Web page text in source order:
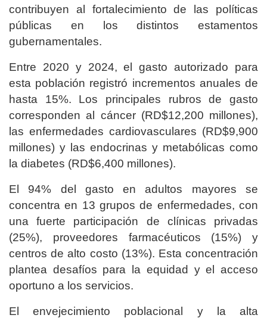
contribuyen al fortalecimiento de las políticas
públicas en los distintos estamentos
gubernamentales.
Entre 2020 y 2024, el gasto autorizado para
esta población registró incrementos anuales de
hasta 15%. Los principales rubros de gasto
corresponden al cáncer (RD$12,200 millones),
las enfermedades cardiovasculares (RD$9,900
millones) y las endocrinas y metabólicas como
la diabetes (RD$6,400 millones).
El 94% del gasto en adultos mayores se
concentra en 13 grupos de enfermedades, con
una fuerte participación de clínicas privadas
(25%), proveedores farmacéuticos (15%) y
centros de alto costo (13%). Esta concentración
plantea desafíos para la equidad y el acceso
oportuno a los servicios.
El envejecimiento poblacional y la alta